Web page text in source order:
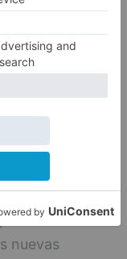
las labores
estos
se suele
terceros
exhaustivos
un
cambiar de
nuevas